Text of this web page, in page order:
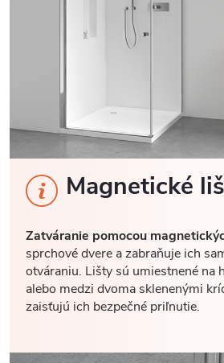
Magnetické
Zatváranie pomocou
sprchové dvere a zabraňuje ich
otváraniu. Lišty sú umiestnené na
alebo medzi dvoma sklenenými
zaisťujú ich bezpečné priľnutie.